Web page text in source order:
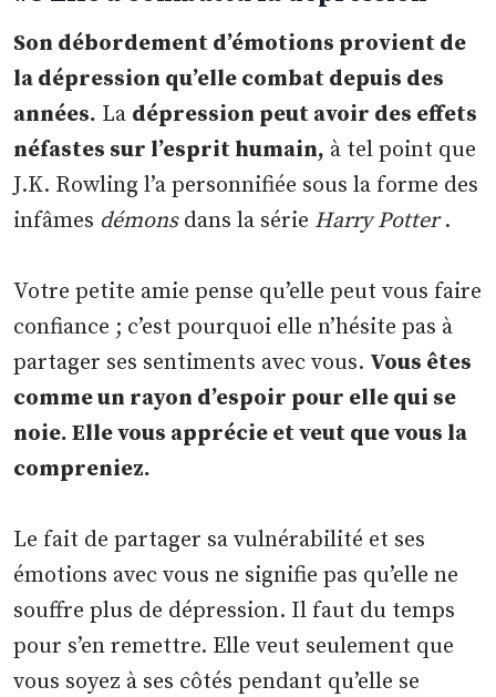
Son débordement d’émotions provient de
la dépression qu’elle combat depuis des
années. La dépression peut avoir des effets
néfastes sur l’esprit humain, à tel point que
J.K. Rowling l’a personnifiée sous la forme des
infâmes démonsdans la série Harry Potter.
Votre petite amie pense qu’elle peut vous faire
confiance ; c’est pourquoi elle n’hésite pas à
partager ses sentiments avec vous. Vous êtes
comme un rayon d’espoir pour elle qui se
noie. Elle vous apprécie et veut que vous la
compreniez.
Le fait de partager sa vulnérabilité et ses
émotions avec vous ne signifie pas qu’elle ne
souffre plus de dépression. Il faut du temps
pour s’en remettre. Elle veut seulement que
vous soyez à ses côtés pendant qu’elle se